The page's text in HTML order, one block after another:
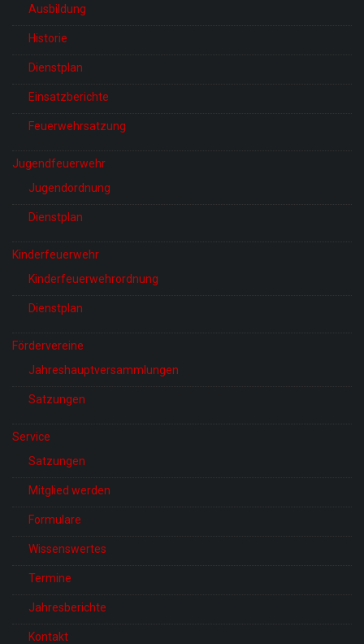
Ausbildung
Historie
Dienstplan
Einsatzberichte
Feuerwehrsatzung
Jugendfeuerwehr
Jugendordnung
Dienstplan
Kinderfeuerwehr
Kinderfeuerwehrordnung
Dienstplan
Fördervereine
Jahreshauptversammlungen
Satzungen
Service
Satzungen
Mitglied werden
Formulare
Wissenswertes
Termine
Jahresberichte
Kontakt